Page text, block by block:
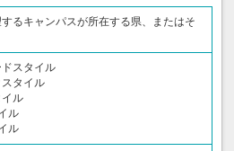
するキャンパスが所在する県、またはそ
スタイル
タイル
ル
ル
ル